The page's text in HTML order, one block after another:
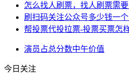
怎么找人刷票，找人刷票需
刷扫码关注公众号多少钱一
帮投票代投拉票-投票买票怎
演员 占总分数中午价值
今日关注